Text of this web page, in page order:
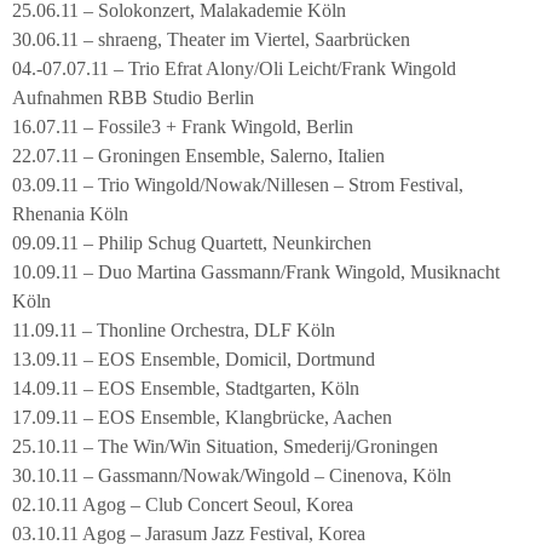
25.06.11 – Solokonzert, Malakademie Köln
30.06.11 – shraeng, Theater im Viertel, Saarbrücken
04.-07.07.11 – Trio Efrat Alony/Oli Leicht/Frank Wingold
Aufnahmen RBB Studio Berlin
16.07.11 – Fossile3 + Frank Wingold, Berlin
22.07.11 – Groningen Ensemble, Salerno, Italien
03.09.11 – Trio Wingold/Nowak/Nillesen – Strom Festival,
Rhenania Köln
09.09.11 – Philip Schug Quartett, Neunkirchen
10.09.11 – Duo Martina Gassmann/Frank Wingold, Musiknacht
Köln
11.09.11 – Thonline Orchestra, DLF Köln
13.09.11 – EOS Ensemble, Domicil, Dortmund
14.09.11 – EOS Ensemble, Stadtgarten, Köln
17.09.11 – EOS Ensemble, Klangbrücke, Aachen
25.10.11 – The Win/Win Situation, Smederij/Groningen
30.10.11 – Gassmann/Nowak/Wingold – Cinenova, Köln
02.10.11 Agog – Club Concert Seoul, Korea
03.10.11 Agog – Jarasum Jazz Festival, Korea